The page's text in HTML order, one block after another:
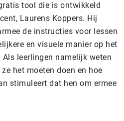
tool die is ontwikkeld
Laurens Koppers. Hij
de instructies voor lessen
en visuele manier op het
leerlingen namelijk weten
het moeten doen en hoe
stimuleert dat hen om ermee